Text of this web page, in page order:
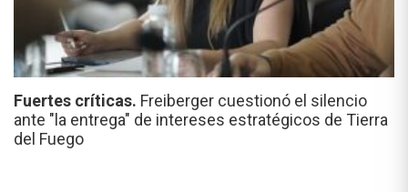
Fuertes críticas. Freiberger cuestionó el silencio
ante "la entrega" de intereses estratégicos de Tierra
del Fuego